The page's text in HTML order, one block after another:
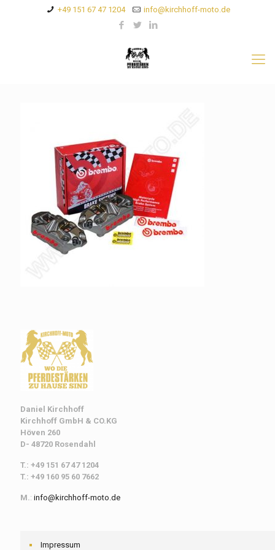
+49 151 67 47 1204 info@kirchhoff-moto.de
Daniel Kirchhoff
Kirchhoff GmbH & CO.KG
Höven 260
D- 48720 Rosendahl
T.: +49 151 67 47 1204
T.: +49 160 95 60 7662
M.: info@kirchhoff-moto.de
Impressum